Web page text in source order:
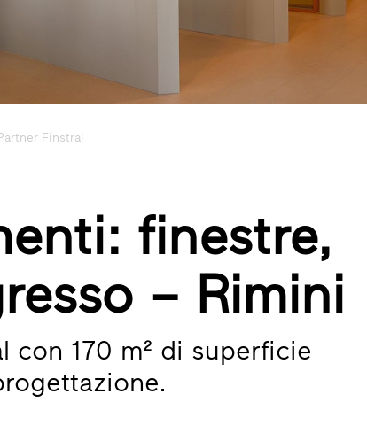
Finstral
finestre,
– Rimini
con 170 m² di superficie